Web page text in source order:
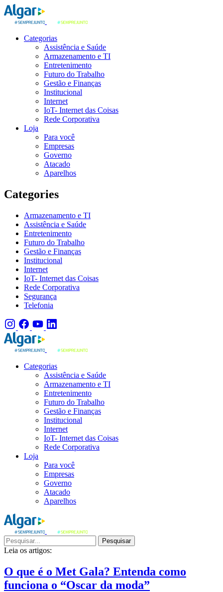
Categorias
Assistência e Saúde
Armazenamento e TI
Entretenimento
Futuro do Trabalho
Gestão e Finanças
Institucional
Internet
IoT- Internet das Coisas
Rede Corporativa
Loja
Para você
Empresas
Governo
Atacado
Aparelhos
Categories
Armazenamento e TI
Assistência e Saúde
Entretenimento
Futuro do Trabalho
Gestão e Finanças
Institucional
Internet
IoT- Internet das Coisas
Rede Corporativa
Segurança
Telefonia
Categorias
Assistência e Saúde
Armazenamento e TI
Entretenimento
Futuro do Trabalho
Gestão e Finanças
Institucional
Internet
IoT- Internet das Coisas
Rede Corporativa
Loja
Para você
Empresas
Governo
Atacado
Aparelhos
Pesquisar
Leia os artigos:
O que é o Met Gala? Entenda como
funciona o “Oscar da moda”